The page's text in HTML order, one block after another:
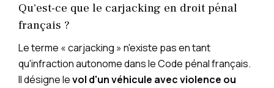
Qu'est-ce que le carjacking en droit pénal
français ?
Le terme « carjacking » n'existe pas en tant
qu'infraction autonome dans le Code pénal français.
Il désigne levol d'un véhicule avec violence ou